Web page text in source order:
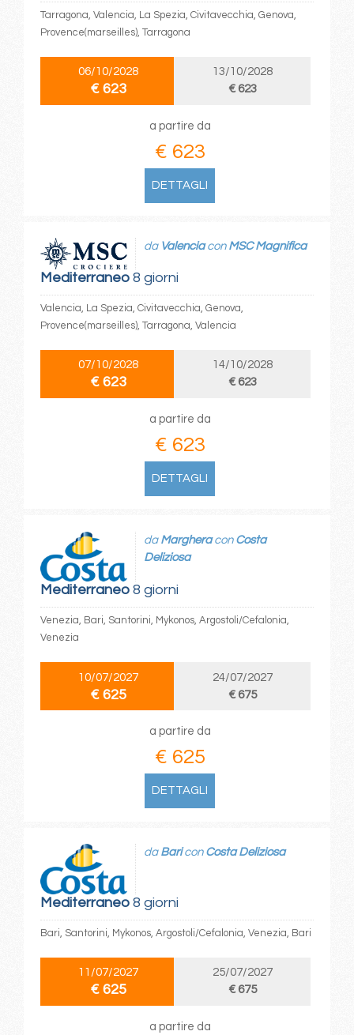
Tarragona, Valencia, La Spezia, Civitavecchia, Genova,
Provence(marseilles), Tarragona
06/10/2028
€ 623
13/10/2028
€ 623
a partire da
€ 623
DETTAGLI
Mediterraneo8 giorni
da Valenciacon MSC Magnifica
Valencia, La Spezia, Civitavecchia, Genova,
Provence(marseilles), Tarragona, Valencia
07/10/2028
€ 623
14/10/2028
€ 623
a partire da
€ 623
DETTAGLI
Mediterraneo8 giorni
da Margheracon Costa
Deliziosa
Venezia, Bari, Santorini, Mykonos, Argostoli/Cefalonia,
Venezia
10/07/2027
€ 625
24/07/2027
€ 675
a partire da
€ 625
DETTAGLI
Mediterraneo8 giorni
da Baricon Costa Deliziosa
Bari, Santorini, Mykonos, Argostoli/Cefalonia, Venezia, Bari
11/07/2027
€ 625
25/07/2027
€ 675
a partire da